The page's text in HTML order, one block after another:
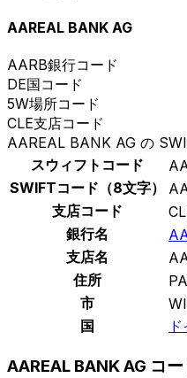
AAREAL BANK AG
AARB銀行コード
DE国コード
5W場所コード
CLE支店コード
AAREAL BANK AG の
スウィフトコード
SWIFTコード（8文字）
支店コード
銀行名
支店名
住所
市
国
AAREAL BANK AG コ